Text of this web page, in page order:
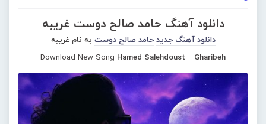
دانلود آهنگ حامد صالح دوست غریبه
دانلود آهنگ جدید حامد صالح دوست به نام غریبه
Download New Song Hamed Salehdoust – Gharibeh